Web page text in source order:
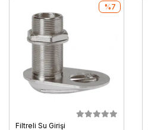
Filtreli Su Girişi
%7